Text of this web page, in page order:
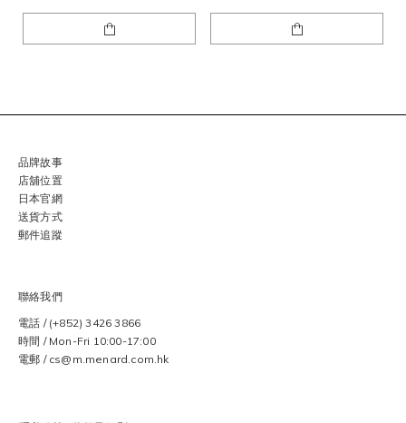
品牌故事
店舖位置
日本官網
送貨方式
郵件追蹤
聯絡我們
電話 / (+852) 3426 3866
時間 / Mon-Fri 10:00-17:00
電郵 / cs@m.menard.com.hk